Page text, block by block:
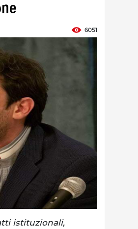
6051
istituzionali,